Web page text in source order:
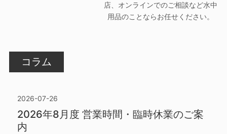
店、オンラインでのご相談など水中
用品のことならお任せください。
コラム
2026-07-26
2026年8月度 営業時間・臨時休業のご案
内